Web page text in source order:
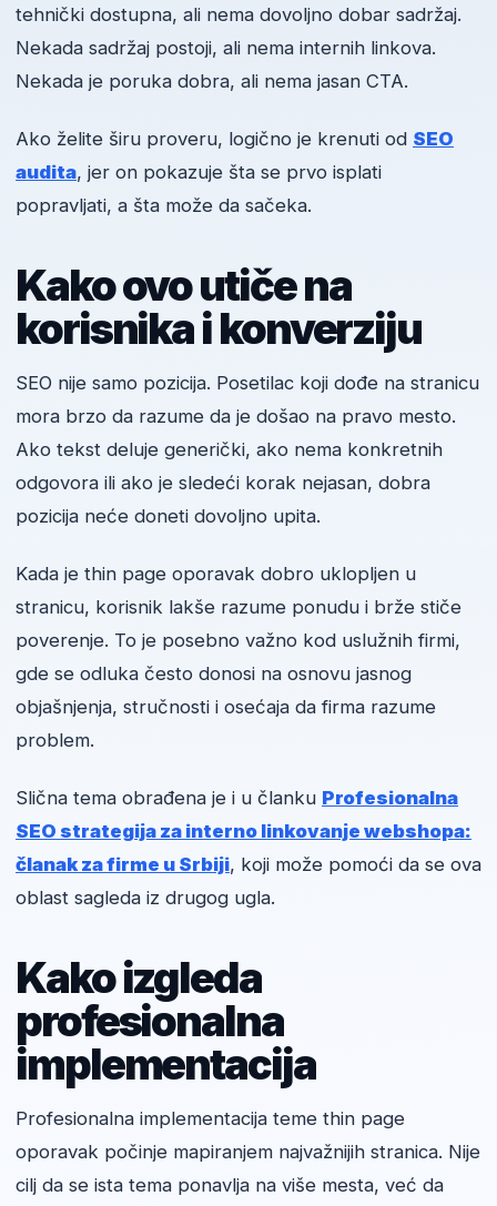
tehnički dostupna, ali nema dovoljno dobar sadržaj.
Nekada sadržaj postoji, ali nema internih linkova.
Nekada je poruka dobra, ali nema jasan CTA.
Ako želite širu proveru, logično je krenuti od SEO
audita, jer on pokazuje šta se prvo isplati
popravljati, a šta može da sačeka.
Kako ovo utiče na
korisnika i konverziju
SEO nije samo pozicija. Posetilac koji dođe na stranicu
mora brzo da razume da je došao na pravo mesto.
Ako tekst deluje generički, ako nema konkretnih
odgovora ili ako je sledeći korak nejasan, dobra
pozicija neće doneti dovoljno upita.
Kada je thin page oporavak dobro uklopljen u
stranicu, korisnik lakše razume ponudu i brže stiče
poverenje. To je posebno važno kod uslužnih firmi,
gde se odluka često donosi na osnovu jasnog
objašnjenja, stručnosti i osećaja da firma razume
problem.
Slična tema obrađena je i u članku Profesionalna
SEO strategija za interno linkovanje webshopa:
članak za firme u Srbiji, koji može pomoći da se ova
oblast sagleda iz drugog ugla.
Kako izgleda
profesionalna
implementacija
Profesionalna implementacija teme thin page
oporavak počinje mapiranjem najvažnijih stranica. Nije
cilj da se ista tema ponavlja na više mesta, već da